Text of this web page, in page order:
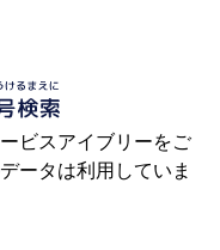
ビスアイブリーをご
ータは利用していま